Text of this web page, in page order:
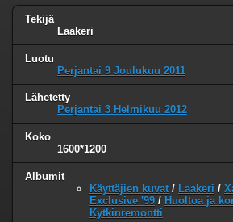
Tekijä
Laakeri
Luotu
Perjantai 9 Joulukuu 2011
Lähetetty
Perjantai 3 Helmikuu 2012
Koko
1600*1200
Albumit
Käyttäjien kuvat / Laakeri /
Exclusive '99 / Huoltoa ja
Kytkinremontti